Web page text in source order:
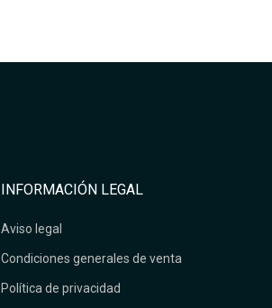
INFORMACIÓN LEGAL
Aviso legal
Condiciones generales de venta
Política de privacidad